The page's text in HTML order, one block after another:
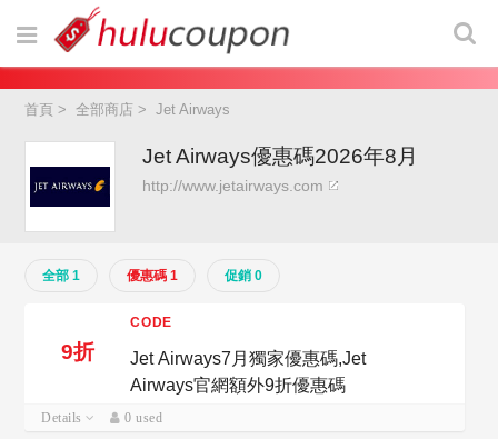
首頁 >全部商店 >Jet Airways
Jet Airways優惠碼2026年8月
http://www.jetairways.com
全部 1 優惠碼 1 促銷 0
9折
CODE
Jet Airways7月獨家優惠碼,Jet
Airways官網額外9折優惠碼
Details 0 used